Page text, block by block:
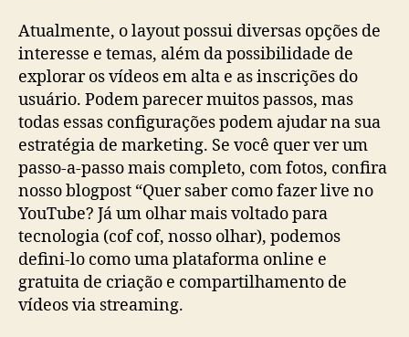
Atualmente, o layout possui diversas opções de
interesse e temas, além da possibilidade de
explorar os vídeos em alta e as inscrições do
usuário. Podem parecer muitos passos, mas
todas essas configurações podem ajudar na sua
estratégia de marketing. Se você quer ver um
passo-a-passo mais completo, com fotos, confira
nosso blogpost “Quer saber como fazer live no
YouTube? Já um olhar mais voltado para
tecnologia (cof cof, nosso olhar), podemos
defini-lo como uma plataforma online e
gratuita de criação e compartilhamento de
vídeos via streaming.